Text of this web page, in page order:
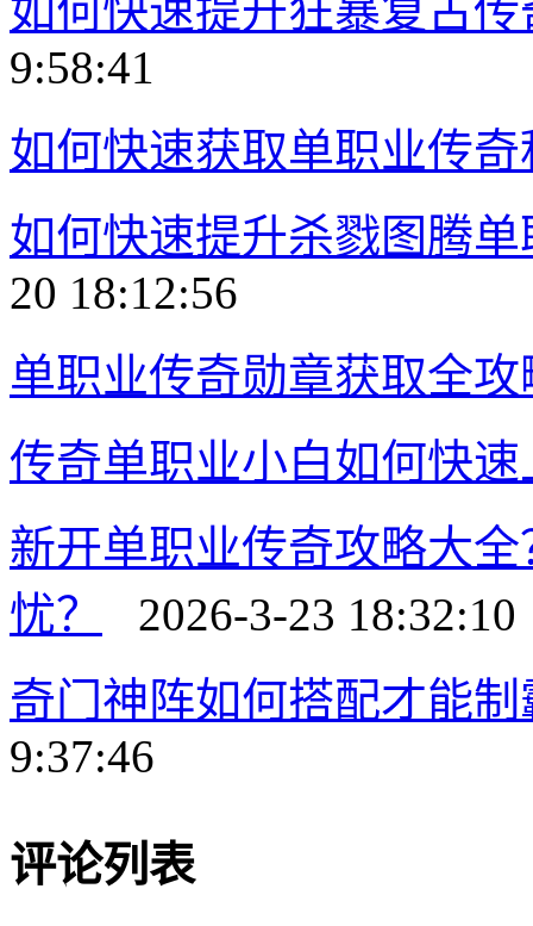
如何快速提升狂暴复古
9:58:41
如何快速获取单职业传奇
如何快速提升杀戮图腾
20 18:12:56
单职业传奇勋章获取全攻
传奇单职业小白如何快速
新开单职业传奇攻略大
忧？
2026-3-23 18:32:10
奇门神阵如何搭配才能
9:37:46
评论列表